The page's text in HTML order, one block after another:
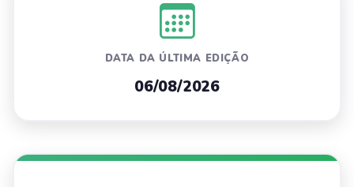
DATA DA ÚLTIMA EDIÇÃO
06/08/2026